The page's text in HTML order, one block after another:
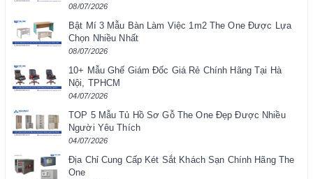
08/07/2026
Bật Mí 3 Mẫu Bàn Làm Việc 1m2 The One Được Lựa
Chọn Nhiều Nhất
08/07/2026
10+ Mẫu Ghế Giám Đốc Giá Rẻ Chính Hãng Tại Hà
Nội, TPHCM
04/07/2026
TOP 5 Mẫu Tủ Hồ Sơ Gỗ The One Đẹp Được Nhiều
Người Yêu Thích
04/07/2026
Địa Chỉ Cung Cấp Két Sắt Khách Sạn Chính Hãng The
One